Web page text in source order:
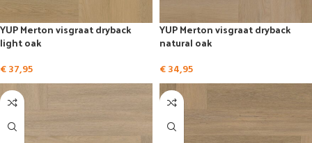
YUP Merton visgraat dryback
light oak
€37,95
YUP Merton visgraat dryback
natural oak
€34,95